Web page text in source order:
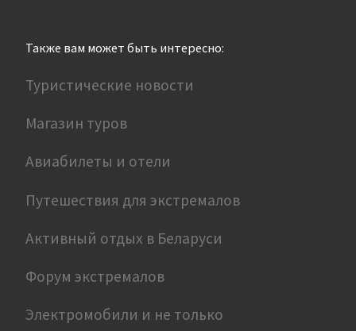
Также вам может быть интересно:
Туристические новости
Магазин туров
Авиабилеты и отели
Путешествия для экстремалов
Активный отдых в Беларуси
Форум экстремалов
Электромобили и не только